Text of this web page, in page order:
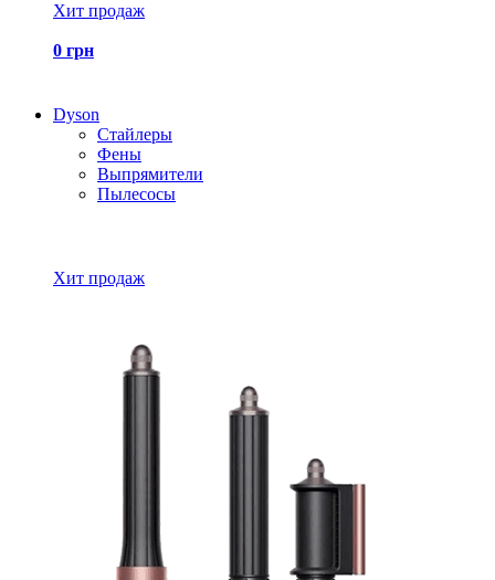
Хит продаж
0 грн
Dyson
Стайлеры
Фены
Выпрямители
Пылесосы
Хит продаж